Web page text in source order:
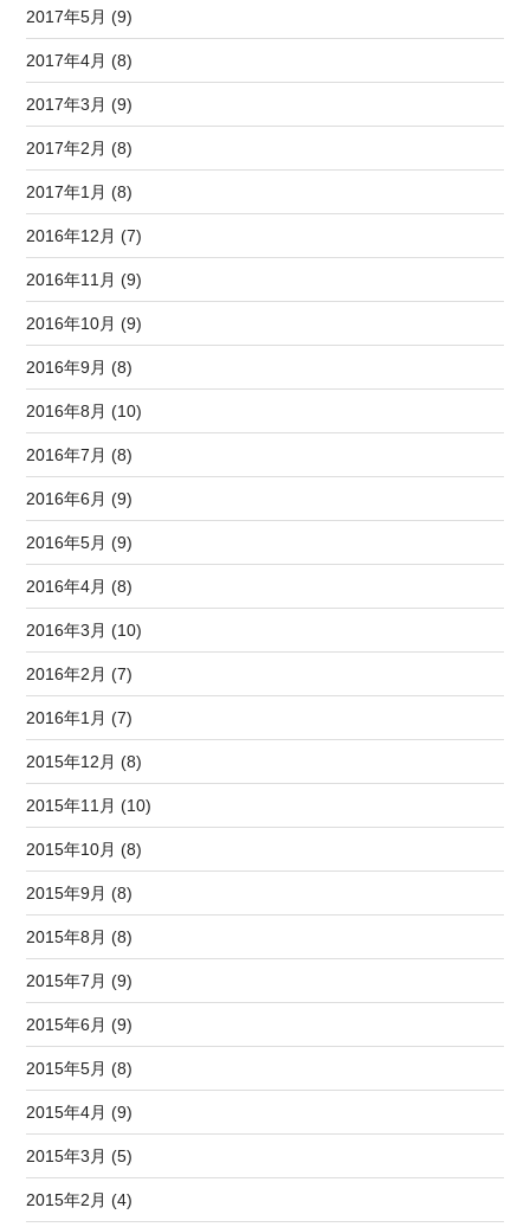
2017年5月 (9)
2017年4月 (8)
2017年3月 (9)
2017年2月 (8)
2017年1月 (8)
2016年12月 (7)
2016年11月 (9)
2016年10月 (9)
2016年9月 (8)
2016年8月 (10)
2016年7月 (8)
2016年6月 (9)
2016年5月 (9)
2016年4月 (8)
2016年3月 (10)
2016年2月 (7)
2016年1月 (7)
2015年12月 (8)
2015年11月 (10)
2015年10月 (8)
2015年9月 (8)
2015年8月 (8)
2015年7月 (9)
2015年6月 (9)
2015年5月 (8)
2015年4月 (9)
2015年3月 (5)
2015年2月 (4)